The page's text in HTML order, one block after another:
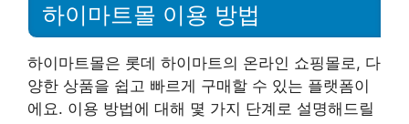
하이마트몰 이용 방법
하이마트몰은 롯데 하이마트의 온라인 쇼핑몰로, 다
양한 상품을 쉽고 빠르게 구매할 수 있는 플랫폼이
에요. 이용 방법에 대해 몇 가지 단계로 설명해드릴